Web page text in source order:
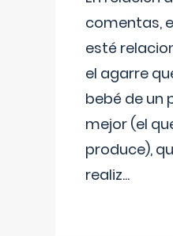
comentas,
esté
el agarre
bebé de un
mejor (el
produce),
realiz...